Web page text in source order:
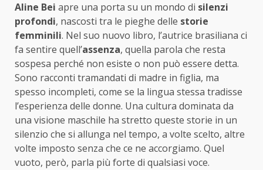
Aline Bei apre una porta su un mondo di silenzi
profondi, nascosti tra le pieghe delle storie
femminili. Nel suo nuovo libro, l’autrice brasiliana ci
fa sentire quell’assenza, quella parola che resta
sospesa perché non esiste o non può essere detta.
Sono racconti tramandati di madre in figlia, ma
spesso incompleti, come se la lingua stessa tradisse
l’esperienza delle donne. Una cultura dominata da
una visione maschile ha stretto queste storie in un
silenzio che si allunga nel tempo, a volte scelto, altre
volte imposto senza che ce ne accorgiamo. Quel
vuoto, però, parla più forte di qualsiasi voce.